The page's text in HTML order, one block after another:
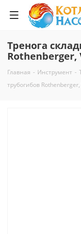
Тренога
Rothenberger,
Главная - Инструмент -
трубогибов